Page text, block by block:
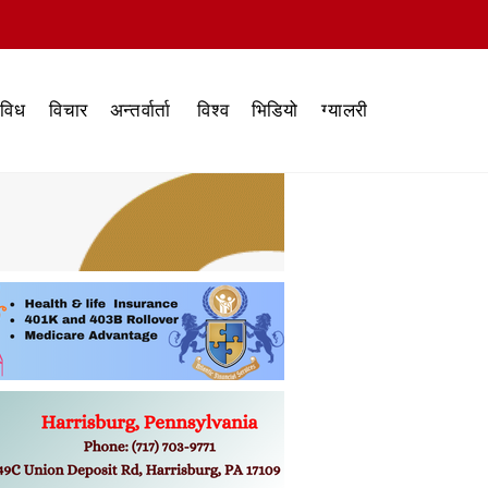
विचार अन्तर्वार्ता विश्व भिडियो ग्यालरी